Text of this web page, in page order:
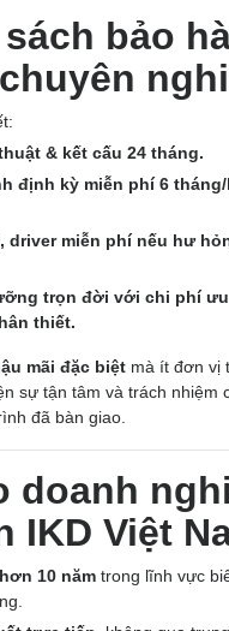
bảo
& kết cấu 24 tháng.
định kỳ miễn phí 6
driver miễn phí nếu hư
trọn đời với chi phí
thiết.
mãi đặc biệt mà ít đơn vị
sự tận tâm và trách nhiệm
đã bàn giao.
doanh
IKD Việt
10 năm trong lĩnh vực